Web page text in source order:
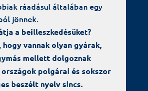
ráadásul általában egy
jönnek.
a beilleszkedésüket?
hogy vannak olyan gyárak,
mellett dolgoznak
polgárai és sokszor
beszélt nyelv sincs.